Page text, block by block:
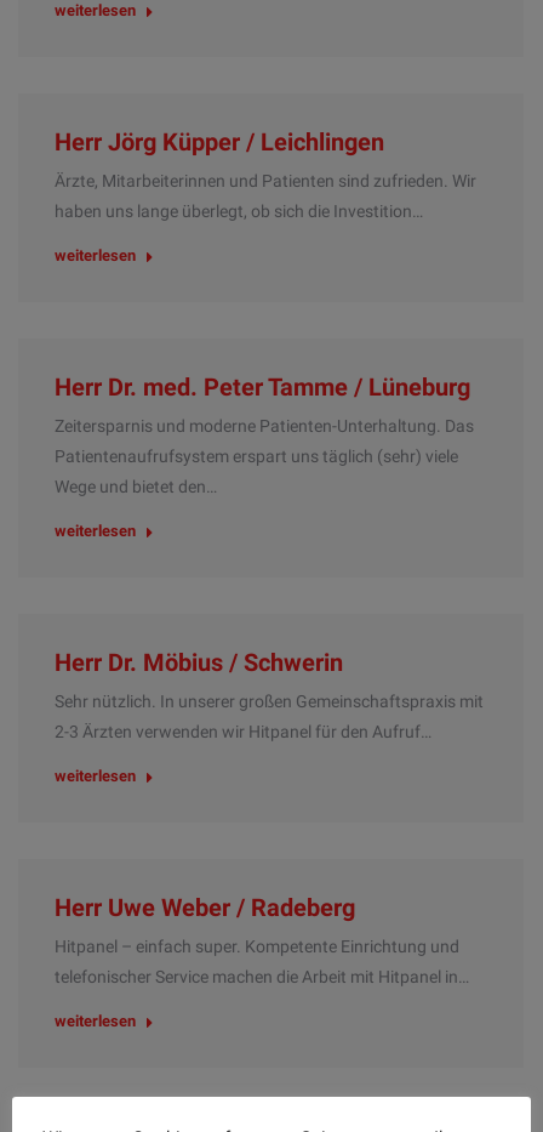
weiterlesen
Herr Jörg Küpper / Leichlingen
Ärzte, Mitarbeiterinnen und Patienten sind zufrieden. Wir
haben uns lange überlegt, ob sich die Investition…
weiterlesen
Herr Dr. med. Peter Tamme / Lüneburg
Zeitersparnis und moderne Patienten-Unterhaltung. Das
Patientenaufrufsystem erspart uns täglich (sehr) viele
Wege und bietet den…
weiterlesen
Herr Dr. Möbius / Schwerin
Sehr nützlich. In unserer großen Gemeinschaftspraxis mit
2-3 Ärzten verwenden wir Hitpanel für den Aufruf…
weiterlesen
Herr Uwe Weber / Radeberg
Hitpanel – einfach super. Kompetente Einrichtung und
telefonischer Service machen die Arbeit mit Hitpanel in…
weiterlesen